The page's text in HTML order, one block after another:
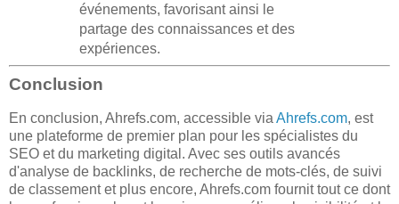
événements, favorisant ainsi le
partage des connaissances et des
expériences.
Conclusion
En conclusion, Ahrefs.com, accessible via Ahrefs.com, est
une plateforme de premier plan pour les spécialistes du
SEO et du marketing digital. Avec ses outils avancés
d'analyse de backlinks, de recherche de mots-clés, de suivi
de classement et plus encore, Ahrefs.com fournit tout ce dont